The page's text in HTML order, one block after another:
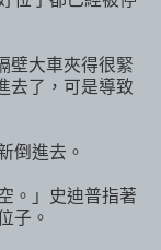
壁大車夾得很緊
去了，可是導致
倒進去。
。」史迪普指著
子。